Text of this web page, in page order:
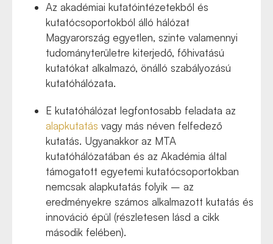
Az akadémiai kutatóintézetekből és
kutatócsoportokból álló hálózat
Magyarország egyetlen, szinte valamennyi
tudományterületre kiterjedő, főhivatású
kutatókat alkalmazó, önálló szabályozású
kutatóhálózata.
E kutatóhálózat legfontosabb feladata az
alapkutatás vagy más néven felfedező
kutatás. Ugyanakkor az MTA
kutatóhálózatában és az Akadémia által
támogatott egyetemi kutatócsoportokban
nemcsak alapkutatás folyik – az
eredményekre számos alkalmazott kutatás és
innováció épül (részletesen lásd a cikk
második felében).